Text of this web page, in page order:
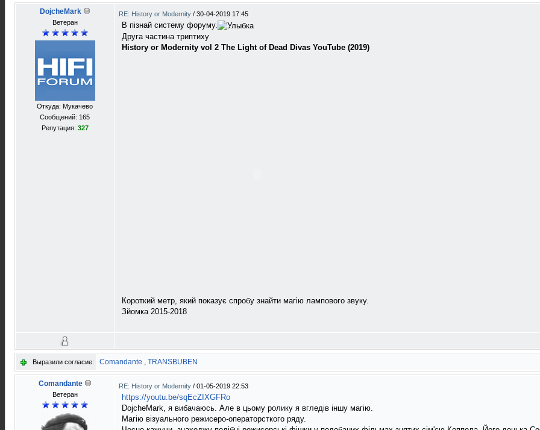
DojcheMark
Ветеран
Откуда: Мукачево
Сообщений: 165
Репутация: 327
RE: History or Modernity / 30-04-2019 17:45
В пізнай систему форуму.
Друга частина триптиху
History or Modernity vol 2 The Light of Dead Divas YouTube (2019)
Короткий метр, який показує спробу знайти магію лампового звуку.
Зйомка 2015-2018
Выразили согласие: Comandante , TRANSBUBEN
Comandante
Ветеран
RE: History or Modernity / 01-05-2019 22:53
https://youtu.be/sqEcZIXGFRo
DojcheMark, я вибачаюсь. Але в цьому ролику я вгледів іншу магію.
Магію візуального режисеро-операторсткого ряду.